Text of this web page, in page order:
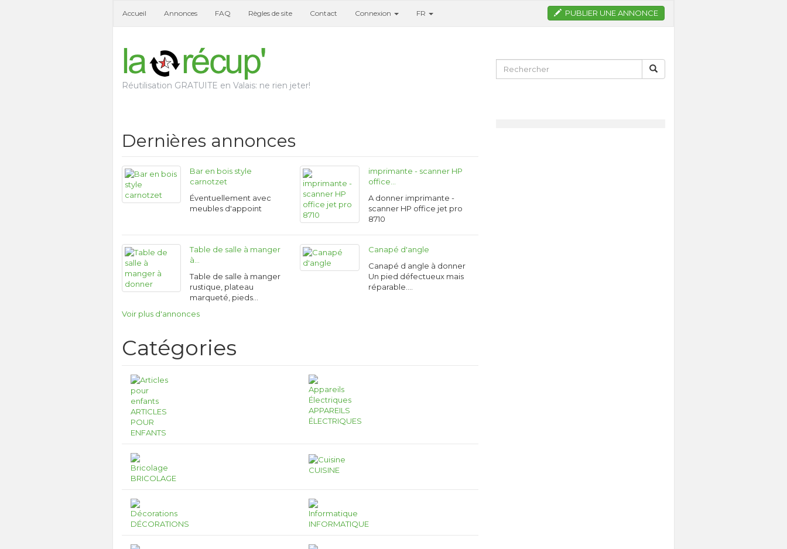
Accueil Annonces FAQ Règles de site Contact Connexion FR PUBLIER UNE ANNONCE
Réutilisation GRATUITE en Valais: ne rien jeter!
Dernières annonces
Bar en bois style
carnotzet
Éventuellement avec
meubles d'appoint
imprimante - scanner HP
office…
A donner imprimante -
scanner HP office jet pro
8710
Table de salle à manger
à…
Table de salle à manger
rustique, plateau
marqueté, pieds…
Canapé d'angle
Canapé d angle à donner
Un pied défectueux mais
réparable.…
Voir plus d'annonces
Catégories
ARTICLES
POUR
ENFANTS
APPAREILS
ÉLECTRIQUES
BRICOLAGE
CUISINE
DÉCORATIONS INFORMATIQUE